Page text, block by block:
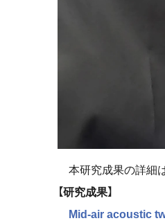
本研究成果の詳細
【研究成果】
Mid-air acoustic